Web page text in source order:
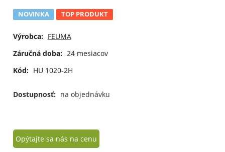
NOVINKA TOP PRODUKT
Výrobca: FEUMA
Záručná doba: 24 mesiacov
Kód: HU 1020-2H
Dostupnosť: na objednávku
Opýtajte sa nás na cenu